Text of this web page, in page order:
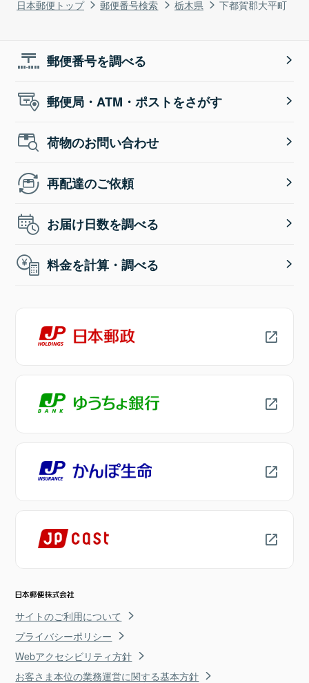
日本郵便トップ 郵便番号検索 栃木県 下都賀郡大平町
郵便番号を調べる
郵便局・ATM・ポストをさがす
荷物のお問い合わせ
再配達のご依頼
お届け日数を調べる
料金を計算・調べる
サイトのご利用について
プライバシーポリシー
Webアクセシビリティ方針
お客さま本位の業務運営に関する基本方針